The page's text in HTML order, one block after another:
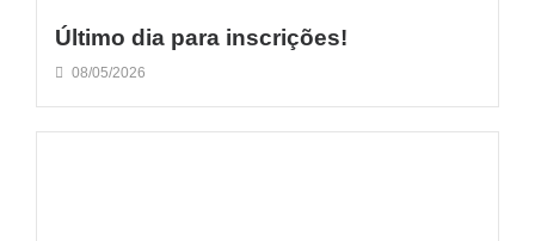
Último dia para inscrições!
08/05/2026